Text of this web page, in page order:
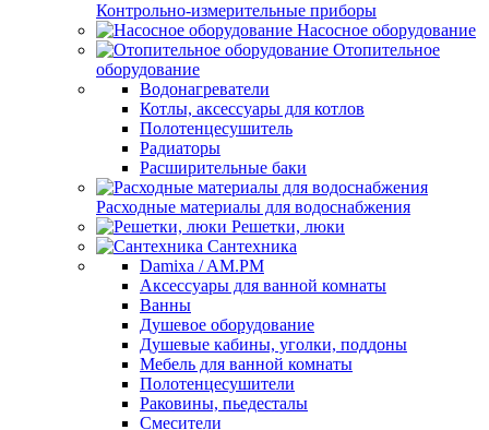
Контрольно-измерительные приборы
Насосное оборудование
Отопительное
оборудование
Водонагреватели
Котлы, аксессуары для котлов
Полотенцесушитель
Радиаторы
Расширительные баки
Расходные материалы для водоснабжения
Решетки, люки
Сантехника
Damixa / AM.PM
Аксессуары для ванной комнаты
Ванны
Душевое оборудование
Душевые кабины, уголки, поддоны
Мебель для ванной комнаты
Полотенцесушители
Раковины, пьедесталы
Смесители